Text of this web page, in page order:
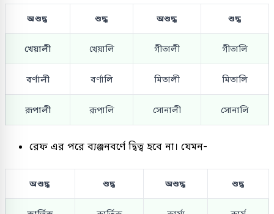
অশুদ্ধ শুদ্ধ অশুদ্ধ শুদ্ধ
খেয়ালী খেয়ালি গীতালী গীতালি
বর্ণালী বর্ণালি মিতালী মিতালি
রূপালী রূপালি সোনালী সোনালি
রেফ এর পরে ব্যঞ্জনবর্ণে দ্বিত্ব হবে না। যেমন-
অশুদ্ধ শুদ্ধ অশুদ্ধ শুদ্ধ